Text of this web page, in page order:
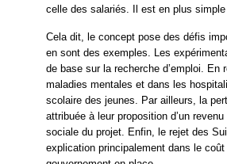
celle des salariés. Il est en plus simple
Cela dit, le concept pose des défis
en sont des exemples. Les
de base sur la recherche d’emploi.
maladies mentales et dans les
scolaire des jeunes. Par ailleurs, la
attribuée à leur proposition d’un
sociale du projet. Enfin, le rejet des
explication principalement dans le